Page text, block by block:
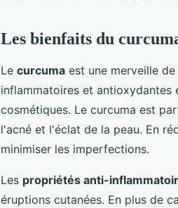
Les bienfaits du
Le curcuma est une merveille
inflammatoires et
cosmétiques. Le curcuma est
l'acné et l'éclat de la peau. En
minimiser les imperfections.
Les propriétés anti-
éruptions cutanées. En plus de